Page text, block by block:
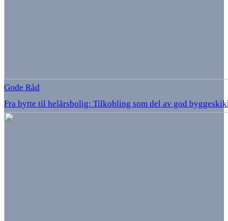
Gode Råd
Fra hytte til helårsbolig: Tilkobling som del av god